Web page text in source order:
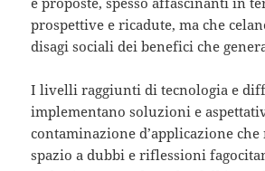
prospettive e ricadute, ma che
disagi sociali dei benefici che
I livelli raggiunti di tecnologia e
implementano soluzioni e
contaminazione d’applicazione che
spazio a dubbi e riflessioni